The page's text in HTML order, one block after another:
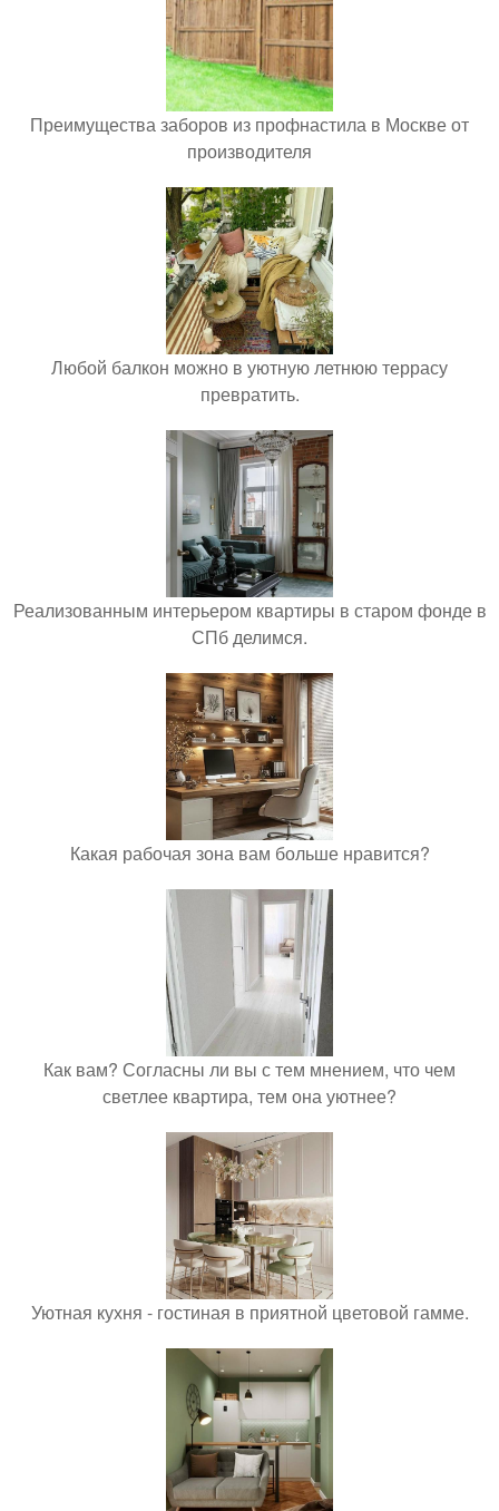
Преимущества заборов из профнастила в Москве от
производителя
Любой балкон можно в уютную летнюю террасу
превратить.
Реализованным интерьером квартиры в старом фонде в
СПб делимся.
Какая рабочая зона вам больше нравится?
Как вам? Согласны ли вы с тем мнением, что чем
светлее квартира, тем она уютнее?
Уютная кухня - гостиная в приятной цветовой гамме.